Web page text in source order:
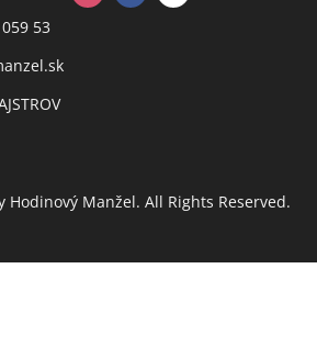
53​
Hodinový Manžel. All Rights Reserved.